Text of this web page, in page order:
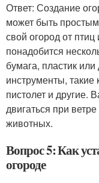
Ответ: Создание
может быть
свой огород от
понадобится
бумага, пластик
инструменты,
пистолет и другие.
двигаться при
животных.
Вопрос 5: Как
огороде